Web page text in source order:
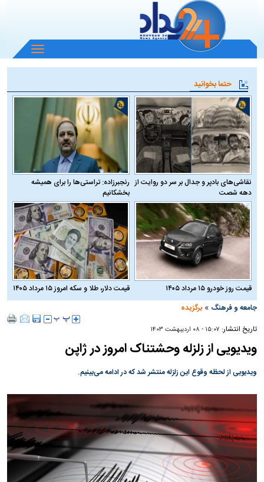
باز
و
منو
حتما بخوانید
نقاشی‌های بادپر و جدال بر سر دو روایت از
دهه شصت
رنجبرزاده: تراستی‌ها را برای همیشه
بخشکانیم
قیمت روز خودرو ۱۵ مرداد ۱۴۰۵
قیمت دلار، طلا و سکه امروز ۱۵ مرداد ۱۴۰۵
جامعه و فرهنگ »برگزیده
تاریخ انتشار: ۱۵:۰۷ - ۰۸ ارديبهشت ۱۴۰۳
ویدیویی از زلزله وحشتناک امروز در ژاپن
ویدیویی از لحظه وقوع این زلزله منتشر شد که در ادامه می‌بینیم.